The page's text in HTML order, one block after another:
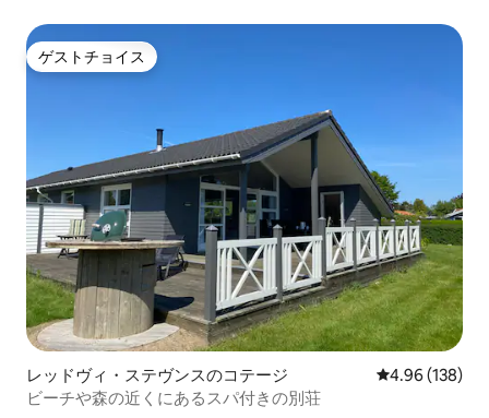
ゲストチョイス
ゲストチョイス
レッドヴィ・ステヴンスのコテージ レビュー138
4.96 (138)
ビーチや森の近くにあるスパ付きの別荘